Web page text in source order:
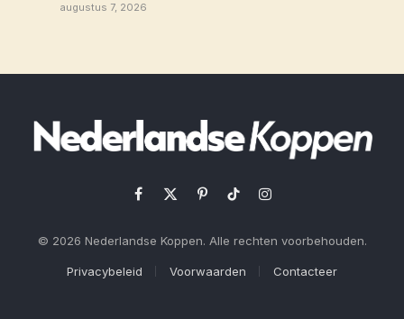
augustus 7, 2026
Facebook
X
PinterestTikTokInstagram
© 2026 Nederlandse Koppen. Alle rechten voorbehouden.
Privacybeleid Voorwaarden Contacteer